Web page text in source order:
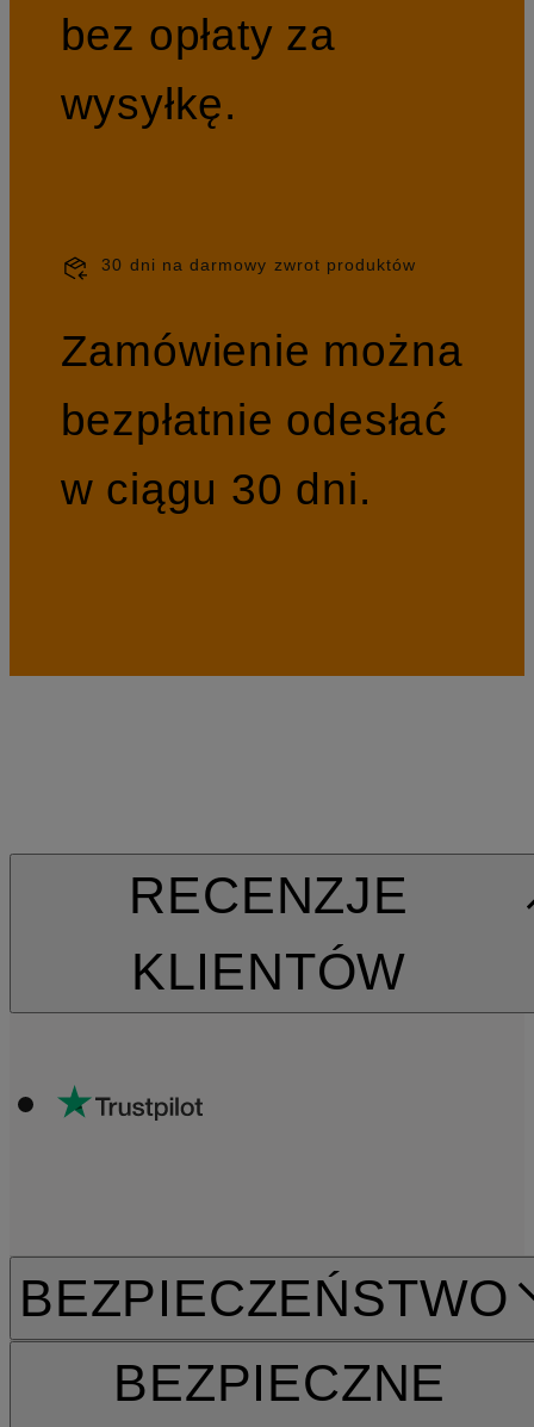
bez opłaty za
wysyłkę.
30 dni na darmowy zwrot produktów
Zamówienie można
bezpłatnie odesłać
w ciągu 30 dni.
RECENZJE
KLIENTÓW
BEZPIECZEŃSTWO
BEZPIECZNE